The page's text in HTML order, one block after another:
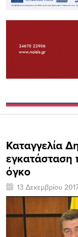
Καταγγελία
εγκατάσταση
όγκο
13 Δεκεμβρίου